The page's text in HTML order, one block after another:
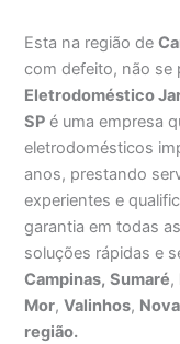
Esta na região de
com defeito, não se
Eletrodoméstico
SP é uma empresa
eletrodomésticos
anos, prestando
experientes e
garantia em todas
soluções rápidas e
Campinas, Sumaré,
Mor,Valinhos,
região.